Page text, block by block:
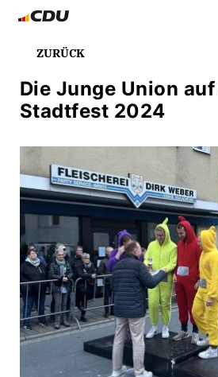
ZURÜCK
Die Junge Union
Stadtfest 2024